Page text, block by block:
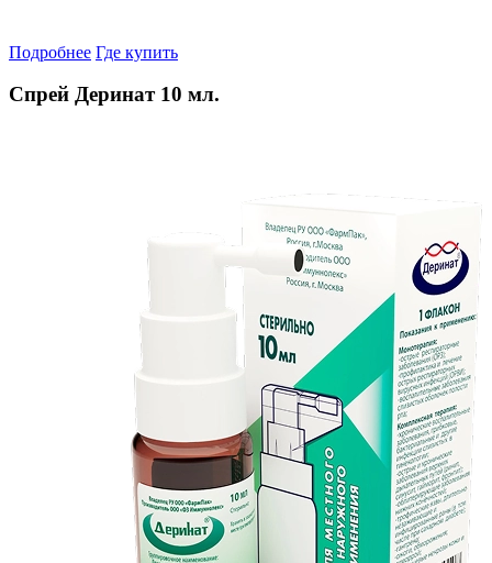
Подробнее Где купить
Спрей Деринат 10 мл.